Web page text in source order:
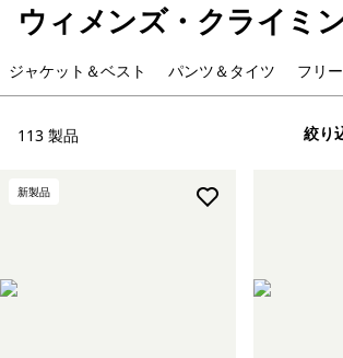
ジャケット＆ベスト
パンツ＆タイツ
フリース
Tシャツ＆シャツ
ウィメンズ・クライミ
ジャケット＆ベスト パンツ＆タイツ フリ
113 製品 絞り
新製品